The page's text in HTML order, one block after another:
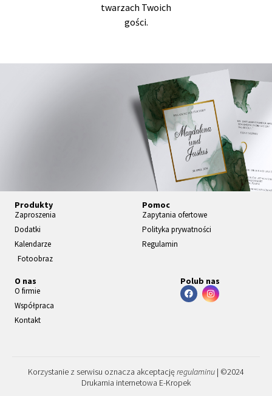
twarzach Twoich
gości.
nia
KLIKNIJ
TUTAJ
Produkty
Zaproszenia
Dodatki
Kalendarze
Fotoobraz
Pomoc
Zapytania ofertowe
Polityka prywatności
Regulamin
O nas
O firmie
Współpraca
Kontakt
Polub nas
Korzystanie z serwisu oznacza akceptacjęregulaminu | ©2024
Drukarnia internetowa E-Kropek